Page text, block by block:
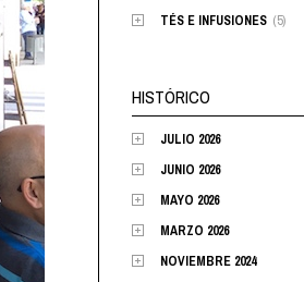
TÉS E INFUSIONES (5)
HISTÓRICO
JULIO 2026
JUNIO 2026
MAYO 2026
MARZO 2026
NOVIEMBRE 2024